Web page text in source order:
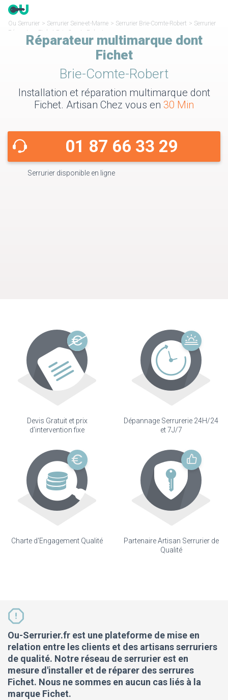
Ou Serrurier > Serrurier Seine-et-Marne > Serrurier Brie-Comte-Robert > Serrurier
Réparateur Fichet Brie-Comte-Robert
Réparateur multimarque dont
Fichet
Brie-Comte-Robert
Installation et réparation multimarque dont
Fichet. Artisan Chez vous en 30 Min
01 87 66 33 29
Serrurier disponible en ligne
Devis Gratuit et prix
d'intervention fixe
Dépannage Serrurerie 24H/24
et 7J/7
Charte d'Engagement Qualité
Partenaire Artisan Serrurier de
Qualité
Ou-Serrurier.fr est une plateforme de mise en
relation entre les clients et des artisans serruriers
de qualité. Notre réseau de serrurier est en
mesure d'installer et de réparer des serrures
Fichet. Nous ne sommes en aucun cas liés à la
marque Fichet.